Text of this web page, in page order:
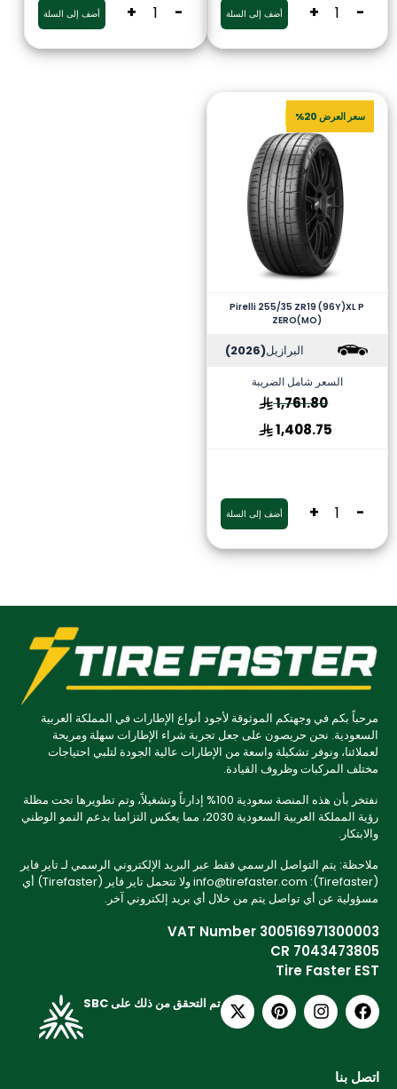
-
+ أضف إلى السلة -
+ أضف إلى السلة
سعر العرض 20%
Pirelli 255/35 ZR19 (96Y)XL P
ZERO(MO)
البرازيل(2026)
السعر شامل الضريبة
1,761.80
1,408.75
-
+ أضف إلى السلة
مرحباً بكم في وجهتكم الموثوقة لأجود أنواع الإطارات في المملكة العربية
السعودية. نحن حريصون على جعل تجربة شراء الإطارات سهلة ومريحة
لعملائنا، ونوفر تشكيلة واسعة من الإطارات عالية الجودة لتلبي احتياجات
مختلف المركبات وظروف القيادة.
نفتخر بأن هذه المنصة سعودية 100% إدارتاً وتشغيلاً، وتم تطويرها تحت مظلة
رؤية المملكة العربية السعودية 2030، مما يعكس التزامنا بدعم النمو الوطني
والابتكار.
ملاحظة: يتم التواصل الرسمي فقط عبر البريد الإلكتروني الرسمي لـ تاير فاير
(Tirefaster): info@tirefaster.com ولا تتحمل تاير فاير (Tirefaster) أي
مسؤولية عن أي تواصل يتم من خلال أي بريد إلكتروني آخر.
VAT Number 300516971300003
CR 7043473805
Tire Faster EST
تم التحقق من ذلك على SBC
اتصل بنا